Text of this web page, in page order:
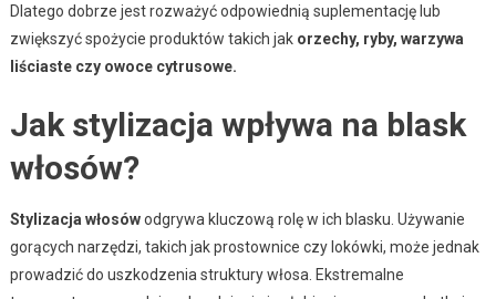
Dlatego dobrze jest rozważyć odpowiednią suplementację lub
zwiększyć spożycie produktów takich jak orzechy, ryby, warzywa
liściaste czy owoce cytrusowe.
Jak stylizacja wpływa na blask
włosów?
Stylizacja włosówodgrywa kluczową rolę w ich blasku. Używanie
gorących narzędzi, takich jak prostownice czy lokówki, może jednak
prowadzić do uszkodzenia struktury włosa. Ekstremalne